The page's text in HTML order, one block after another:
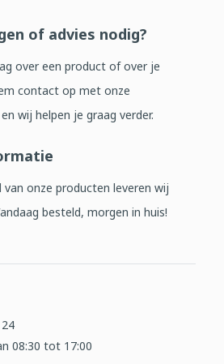
of advies nodig?
over een product of over je
contact op met onze
wij helpen je graag verder.
van onze producten leveren wij
besteld, morgen in huis!
08:30 tot 17:00